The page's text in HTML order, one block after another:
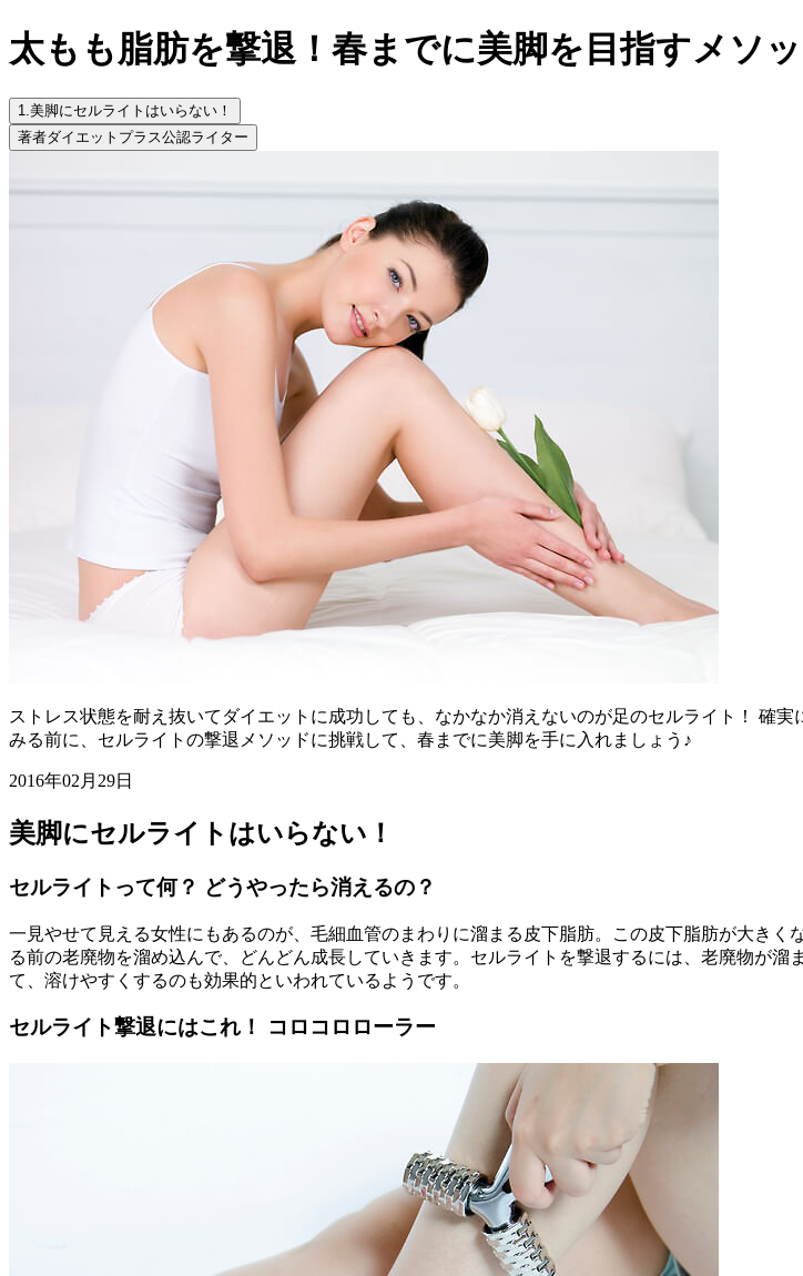
太もも脂肪を撃退！春までに美脚を目指すメソ
1.美脚にセルライトはいらない！
著者ダイエットプラス公認ライター
ストレス状態を耐え抜いてダイエットに成功しても、なかなか消えないのが足のセルライト！ 確
みる前に、セルライトの撃退メソッドに挑戦して、春までに美脚を手に入れましょう♪
2016年02月29日
美脚にセルライトはいらない！
セルライトって何？ どうやったら消えるの？
一見やせて見える女性にもあるのが、毛細血管のまわりに溜まる皮下脂肪。この皮下脂肪が大き
る前の老廃物を溜め込んで、どんどん成長していきます。セルライトを撃退するには、老廃物が
て、溶けやすくするのも効果的といわれているようです。
セルライト撃退にはこれ！ コロコロローラー